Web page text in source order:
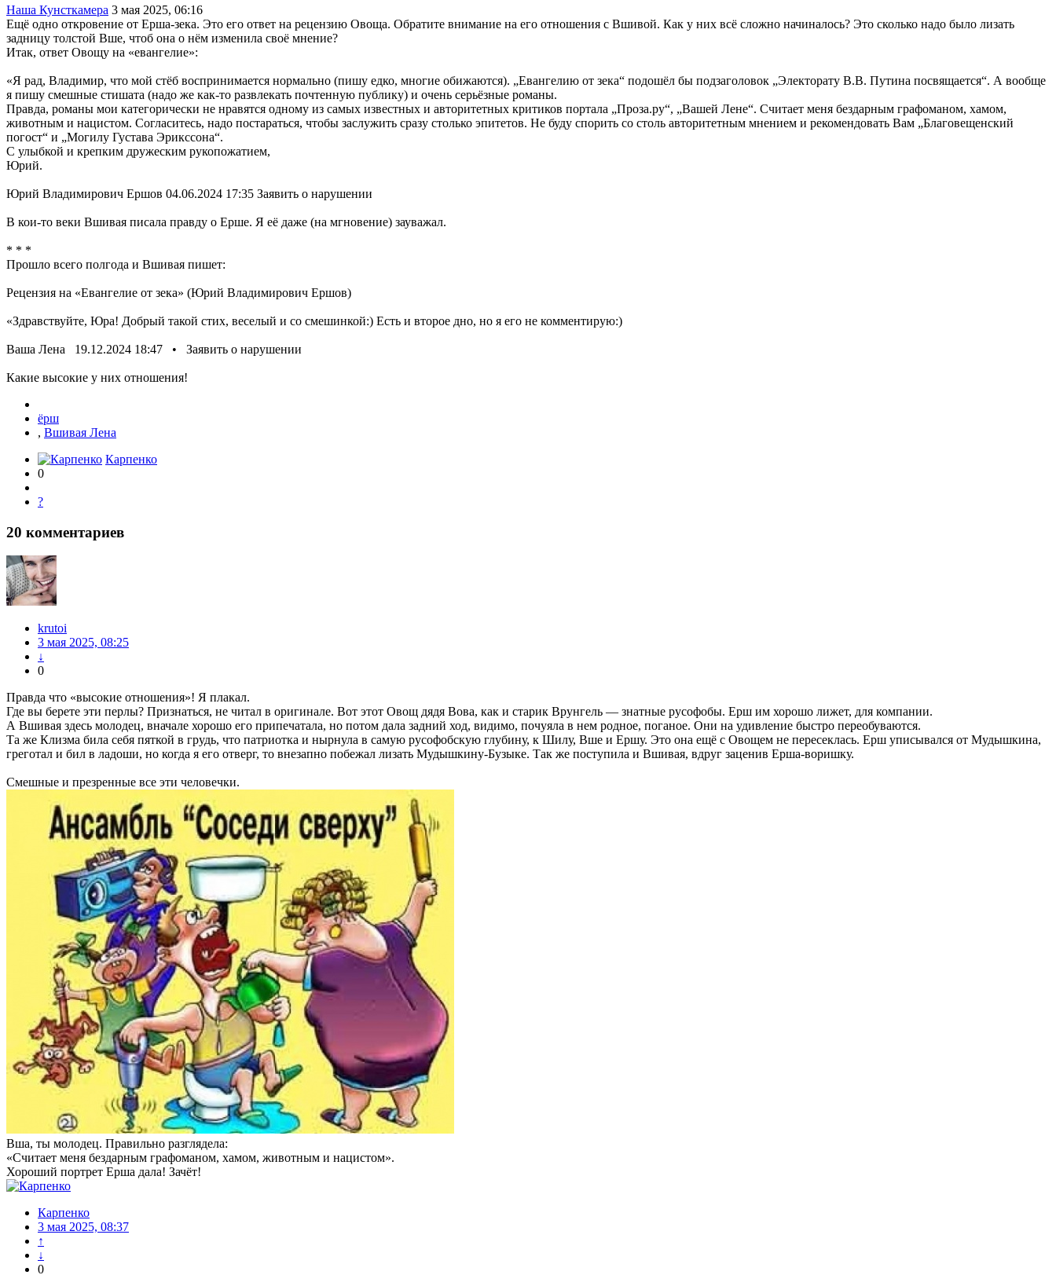
Наша Кунсткамера 3 мая 2025, 06:16
Ещё одно откровение от Ерша-зека. Это его ответ на рецензию Овоща. Обратите внимание на его отношения с Вшивой. Как у них всё сложно начиналось? Это сколько надо было лизать
задницу толстой Вше, чтоб она о нём изменила своё мнение?
Итак, ответ Овощу на «евангелие»:
«Я рад, Владимир, что мой стёб воспринимается нормально (пишу едко, многие обижаются). „Евангелию от зека“ подошёл бы подзаголовок „Электорату В.В. Путина посвящается“. А вообще
я пишу смешные стишата (надо же как-то развлекать почтенную публику) и очень серьёзные романы.
Правда, романы мои категорически не нравятся одному из самых известных и авторитетных критиков портала „Проза.ру“, „Вашей Лене“. Считает меня бездарным графоманом, хамом,
животным и нацистом. Согласитесь, надо постараться, чтобы заслужить сразу столько эпитетов. Не буду спорить со столь авторитетным мнением и рекомендовать Вам „Благовещенский
погост“ и „Могилу Густава Эрикссона“.
С улыбкой и крепким дружеским рукопожатием,
Юрий.
Юрий Владимирович Ершов 04.06.2024 17:35 Заявить о нарушении
В кои-то веки Вшивая писала правду о Ерше. Я её даже (на мгновение) зауважал.
* * *
Прошло всего полгода и Вшивая пишет:
Рецензия на «Евангелие от зека» (Юрий Владимирович Ершов)
«Здравствуйте, Юра! Добрый такой стих, веселый и со смешинкой:) Есть и второе дно, но я его не комментирую:)
Ваша Лена 19.12.2024 18:47 • Заявить о нарушении
Какие высокие у них отношения!
ёрш
, Вшивая Лена
Карпенко
0
?
20 комментариев
krutoi
3 мая 2025, 08:25
↓
0
Правда что «высокие отношения»! Я плакал.
Где вы берете эти перлы? Признаться, не читал в оригинале. Вот этот Овощ дядя Вова, как и старик Врунгель — знатные русофобы. Ерш им хорошо лижет, для компании.
А Вшивая здесь молодец, вначале хорошо его припечатала, но потом дала задний ход, видимо, почуяла в нем родное, поганое. Они на удивление быстро переобуваются.
Та же Клизма била себя пяткой в грудь, что патриотка и нырнула в самую русофобскую глубину, к Шилу, Вше и Ершу. Это она ещё с Овощем не пересеклась. Ерш уписывался от Мудышкина,
греготал и бил в ладоши, но когда я его отверг, то внезапно побежал лизать Мудышкину-Бузыке. Так же поступила и Вшивая, вдруг заценив Ерша-воришку.
Смешные и презренные все эти человечки.
Вша, ты молодец. Правильно разглядела:
«Считает меня бездарным графоманом, хамом, животным и нацистом».
Хороший портрет Ерша дала! Зачёт!
Карпенко
3 мая 2025, 08:37
↑
↓
0